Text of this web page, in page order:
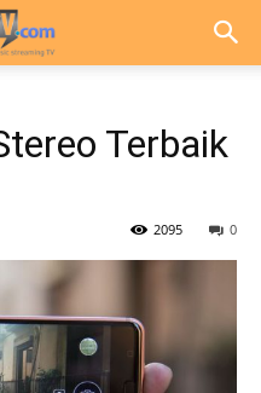
Terbaik
0
2095